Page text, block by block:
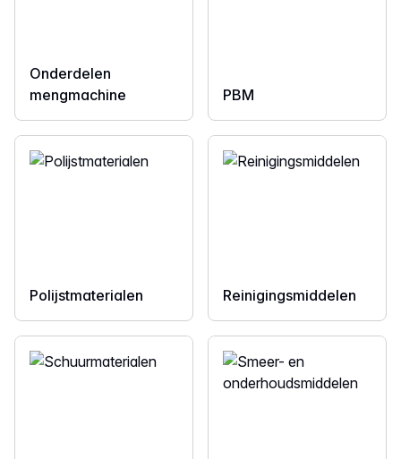
Onderdelen
mengmachine
PBM
Polijstmaterialen Reinigingsmiddelen